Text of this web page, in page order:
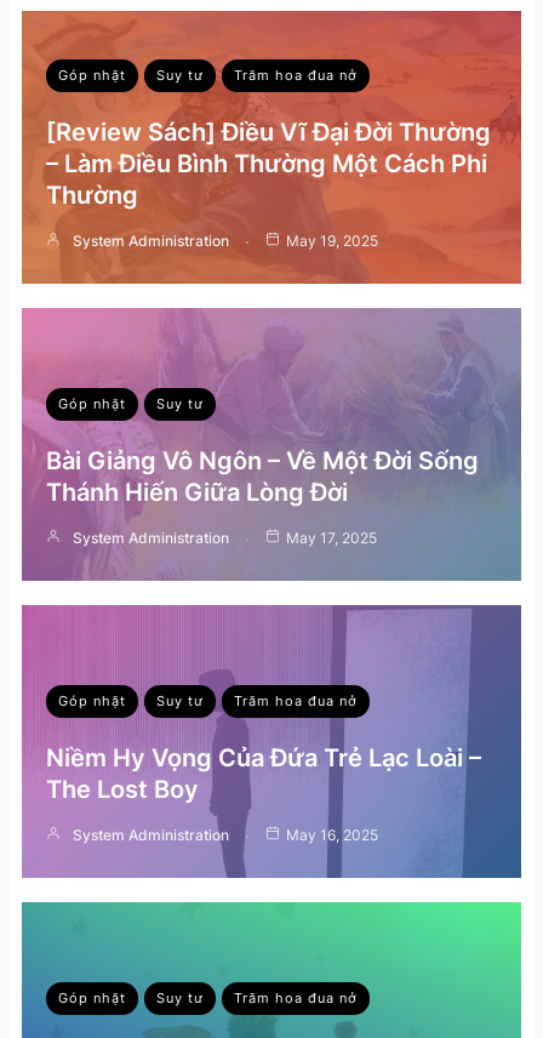
Góp nhặt Suy tư Trăm hoa đua nở
[Review Sách] Điều Vĩ Đại Đời Thường
– Làm Điều Bình Thường Một Cách Phi
Thường
System Administration May 19, 2025
Góp nhặt Suy tư
Bài Giảng Vô Ngôn – Về Một Đời Sống
Thánh Hiến Giữa Lòng Đời
System Administration May 17, 2025
Góp nhặt Suy tư Trăm hoa đua nở
Niềm Hy Vọng Của Đứa Trẻ Lạc Loài –
The Lost Boy
System Administration May 16, 2025
Góp nhặt Suy tư Trăm hoa đua nở